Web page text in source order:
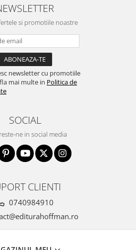
si promotiile noastre
newsletter cu promotiile
mai multe in Politica de
SOCIAL
ne in social media
CLIENTI
0740984910